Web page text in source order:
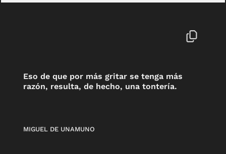
Eso de que por más gritar se tenga más
razón, resulta, de hecho, una tontería.
MIGUEL DE UNAMUNO